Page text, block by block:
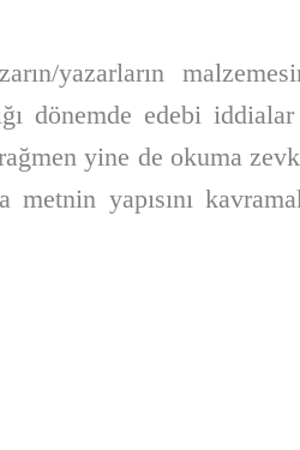
yazarların
dönemde edebi
yine de okuma
metnin yapısını